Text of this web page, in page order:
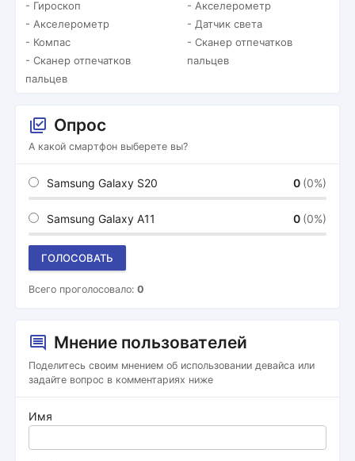
- Гироскоп
- Акселерометр
- Компас
- Сканер отпечатков
пальцев
- Акселерометр
- Датчик света
- Сканер отпечатков
пальцев
Опрос
А какой смартфон выберете вы?
Samsung Galaxy S20 0 (0%)
Samsung Galaxy A11 0 (0%)
ГОЛОСОВАТЬ
Всего проголосовало: 0
Мнение пользователей
Поделитесь своим мнением об использовании девайса или
задайте вопрос в комментариях ниже
Имя